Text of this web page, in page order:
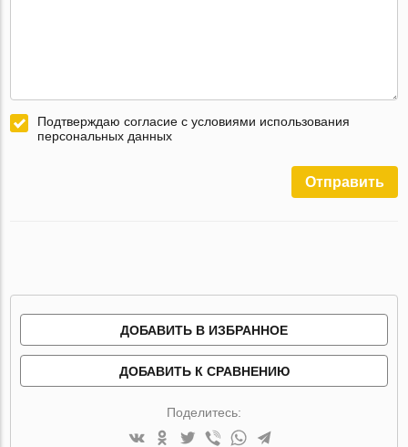
Подтверждаю согласие с условиями использования
персональных данных
Отправить
ДОБАВИТЬ В ИЗБРАННОЕ
ДОБАВИТЬ К СРАВНЕНИЮ
Поделитесь: